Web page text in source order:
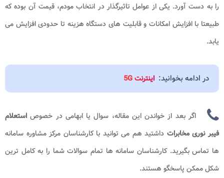
را به دست آورد. یکی از عوامل تاثیرگذار در انتخاب مودم، قیمت آن بوده که
طبیعتا با افزایش امکانات و قابلیت های دستگاه هزینه تا حدودی افزایش می
یابد.
در ادامه بخوانید: اینترنت 5G
اگر بعد از خواندن این مقاله، سوال یا ابهامی در خصوص استعلام
فیبر نوری مخابرات​​ داشتید هم می توانید با کارشناسان مرکز مشاوره سامانه
ها تماس بگیرید. کارشناسان سامانه ها تمام سوالات شما را به کامل ترین
شکل ممکن پاسخگو هستند.